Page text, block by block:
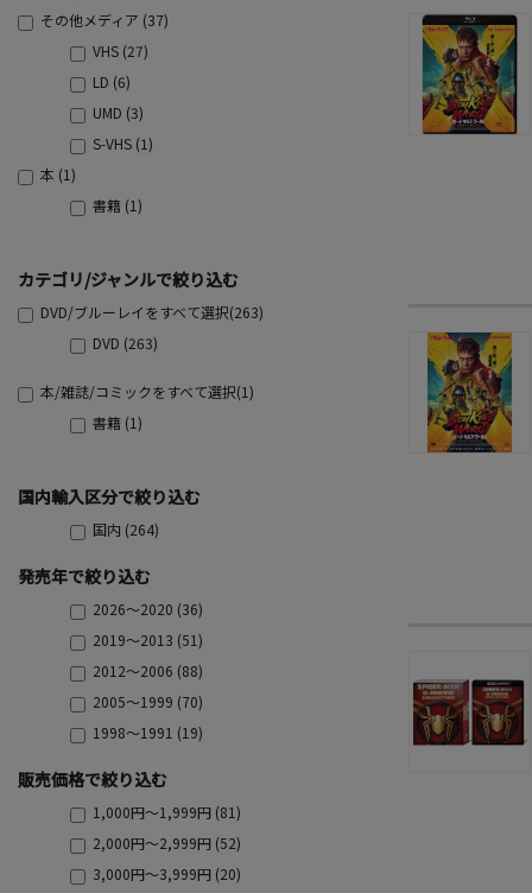
その他メディア (37)
VHS (27)
LD (6)
UMD (3)
S-VHS (1)
本 (1)
書籍 (1)
カテゴリ/ジャンルで絞り込む
DVD/ブルーレイをすべて選択(263)
DVD (263)
本/雑誌/コミックをすべて選択(1)
書籍 (1)
国内輸入区分で絞り込む
国内 (264)
発売年で絞り込む
2026～2020 (36)
2019～2013 (51)
2012～2006 (88)
2005～1999 (70)
1998～1991 (19)
販売価格で絞り込む
1,000円～1,999円 (81)
2,000円～2,999円 (52)
3,000円～3,999円 (20)